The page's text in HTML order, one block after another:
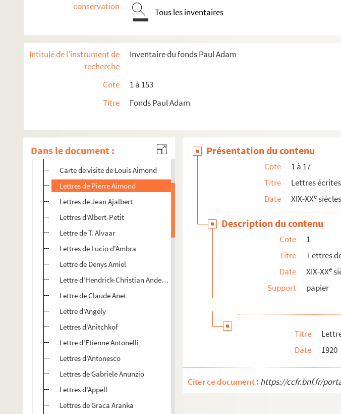
conservation
Tous les inventaires
Intitulé de l'instrument de
recherche
Inventaire du fonds Paul Adam
Cote
1 à 153
Titre
Fonds Paul Adam
Dans le document :
1 à 17. Lettres écrites ou relatives à Paul Adam par ordre alphabétique de signataires
Lettre d'Abdel-Hadj
Lettres de Pierre Sanchez Abreu
Lettre de Juliette Adam
Lettre d'Albert Adès
Lettres de Jean Aicard
Carte de visite de Louis Aimond
Lettres de Pierre Aimond
Lettres de Jean Ajalbert
Lettres d'Albert-Petit
Lettre de T. Alvaar
Lettres de Lucio d'Ambra
Lettre de Denys Amiel
Lettre d'Hendrick-Christian Andersen
Lettre de Claude Anet
Lettre d'Angély
Lettres d'Anitchkof
Lettre d'Etienne Antonelli
Lettres d'Antonesco
Lettres de Gabriele Anunzio
Lettres d'Appell
Lettres de Graca Aranka
Présentation du contenu
Cote
1 à 17
Titre
Lettres
Date
XIX-XXesiècles
Description du contenu
Cote
1
Titre
Lettres
Date
XIX-XXe
Support
papier
Titre
Date
1920
Citer ce document : https://ccfr.bnf.fr/